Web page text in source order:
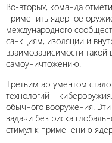
Во-вторых, команда
применить ядерное
международного
санкциям, изоляции и
взаимозависимости
самоуничтожению.
Третьим аргументом
технологий –
обычного вооружения.
задачи без риска
стимул к применению